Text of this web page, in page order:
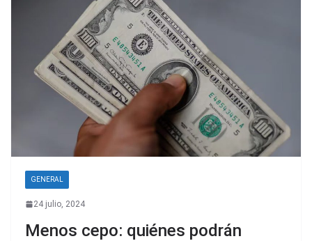
GENERAL
24 julio, 2024
Menos cepo: quiénes podrán